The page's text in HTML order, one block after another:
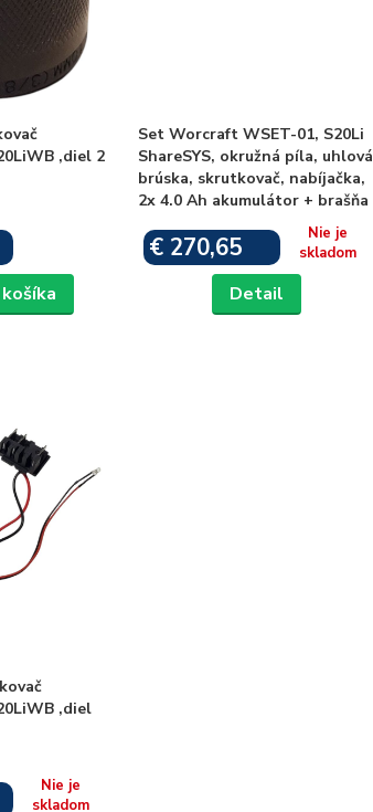
,diel 2
Set Worcraft WSET-01, S20Li
ShareSYS, okružná píla, uhlová
brúska, skrutkovač, nabíjačka,
2x 4.0 Ah akumulátor + brašňa
€ 270,65
Nie je
skladom
Detail
,diel
Nie je
skladom